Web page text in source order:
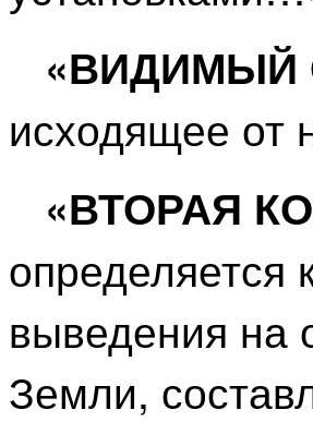
«ВИДИМЫЙ
исходящее от
«ВТОРАЯ
определяется
выведения на
Земли,